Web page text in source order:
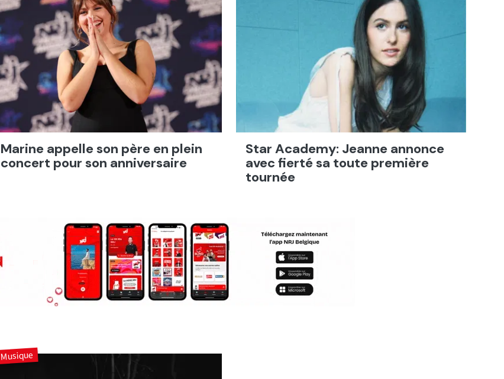
Marine appelle son père en plein
concert pour son anniversaire
Star Academy: Jeanne annonce
avec fierté sa toute première
tournée
Musique